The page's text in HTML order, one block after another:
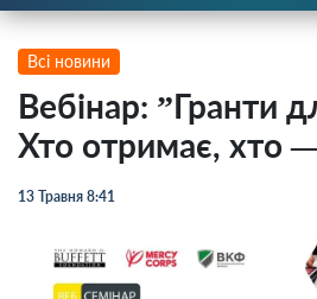
Всі новини
Вебінар: ”Гранти
Хто отримає, хто
13 Травня 8:41